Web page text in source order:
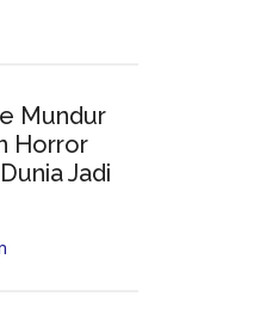
Mundur
Horror
Jadi